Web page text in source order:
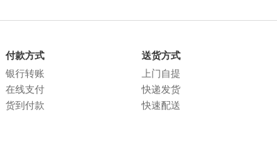
付款方式
银行转账
在线支付
货到付款
送货方式
上门自提
快递发货
快速配送